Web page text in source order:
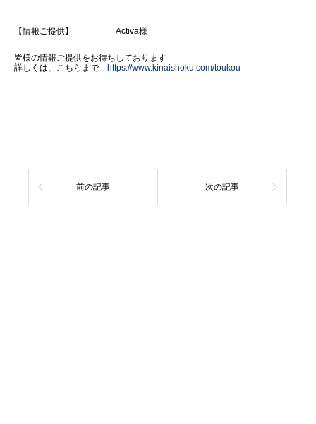
【情報ご提供】 Activa様
皆様の情報ご提供をお待ちしております
詳しくは、こちらまで https://www.kinaishoku.com/toukou
前の記事 次の記事